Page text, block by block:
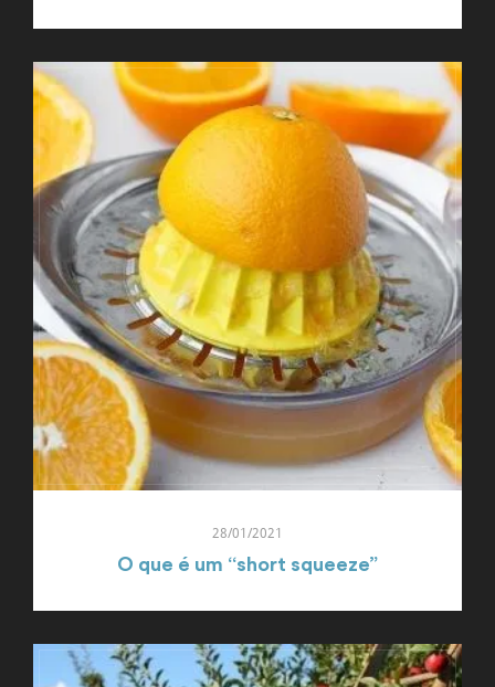
28/01/2021
O que é um “short squeeze”